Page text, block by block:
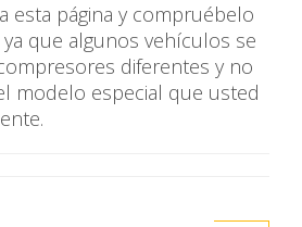
esta página y compruébelo
que algunos vehículos se
diferentes y no
modelo especial que usted